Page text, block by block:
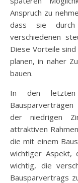
Anspruch zu
dass sie durch
verschiedenen
Diese Vorteile
planen, in naher
bauen.
In den
der niedrigen
attraktiven
die mit einem
wichtiger Aspekt,
wichtig, die
Bausparvertrags